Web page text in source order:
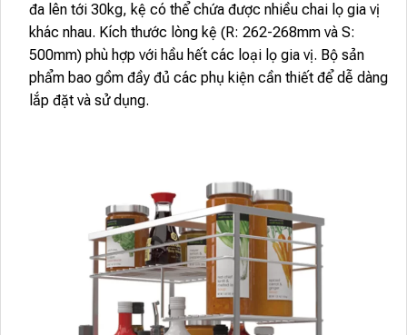
đa lên tới 30kg, kệ có thể chứa được nhiều chai lọ gia vị
khác nhau. Kích thước lòng kệ (R: 262-268mm và S:
500mm) phù hợp với hầu hết các loại lọ gia vị. Bộ sản
phẩm bao gồm đầy đủ các phụ kiện cần thiết để dễ dàng
lắp đặt và sử dụng.